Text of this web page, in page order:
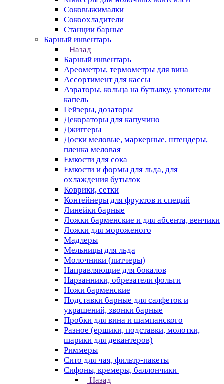
Соковыжималки
Сокоохладители
Станции барные
Барный инвентарь
Назад
Барный инвентарь
Ареометры, термометры для вина
Ассортимент для кассы
Аэраторы, кольца на бутылку, уловители
капель
Гейзеры, дозаторы
Декораторы для капучино
Джиггеры
Доски меловые, маркерные, штендеры,
пленка меловая
Емкости для сока
Емкости и формы для льда, для
охлаждения бутылок
Коврики, сетки
Контейнеры для фруктов и специй
Линейки барные
Ложки барменские и для абсента, венчики
Ложки для мороженого
Мадлеры
Мельницы для льда
Молочники (питчеры)
Направляющие для бокалов
Нарзанники, обрезатели фольги
Ножи барменские
Подставки барные для салфеток и
украшений, звонки барные
Пробки для вина и шампанского
Разное (ершики, подставки, молотки,
шарики для декантеров)
Риммеры
Сито для чая, фильтр-пакеты
Сифоны, кремеры, баллончики
Назад